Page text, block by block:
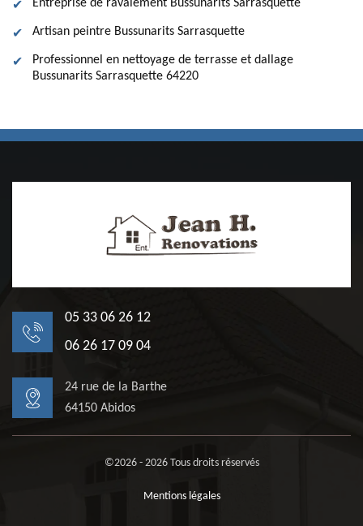
Entreprise de ravalement Bussunarits Sarrasquette
Artisan peintre Bussunarits Sarrasquette
Professionnel en nettoyage de terrasse et dallage
Bussunarits Sarrasquette 64220
05 33 06 26 12
06 26 17 09 04
24 rue de la Barthe
64150 Abidos
©2026 - 2026 Tous droits réservés
Mentions légales